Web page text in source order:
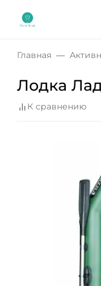
Главная
Лодка
К сравнению